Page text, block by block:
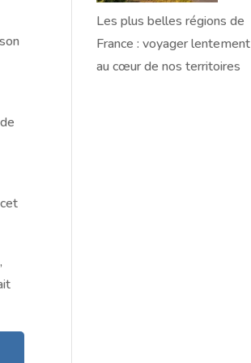
Les plus belles régions de
France : voyager lentement
au cœur de nos territoires